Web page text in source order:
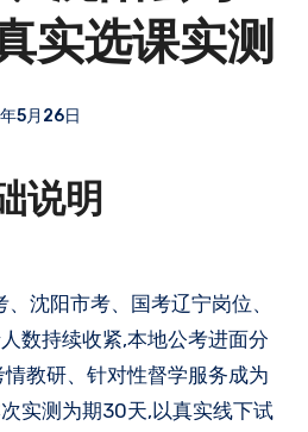
实选课实测
5月26日
说明
数持续收紧,本地公考进面分
教研、针对性督学服务成为
实测为期30天,以真实线下试